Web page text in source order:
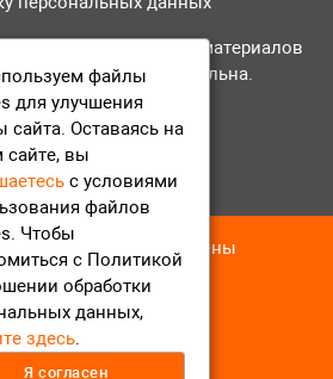
использовании материалов
на tvr24.tv обязательна.
95
Все права защищены
файлы
для улучшения
сайта. Оставаясь на
сайте, вы
с условиями
файлов
Чтобы
с Политикой
обработки
данных,
здесь.
Я согласен